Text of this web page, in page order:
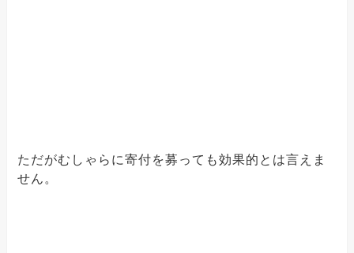
ただがむしゃらに寄付を募っても効果的とは言えま
せん。